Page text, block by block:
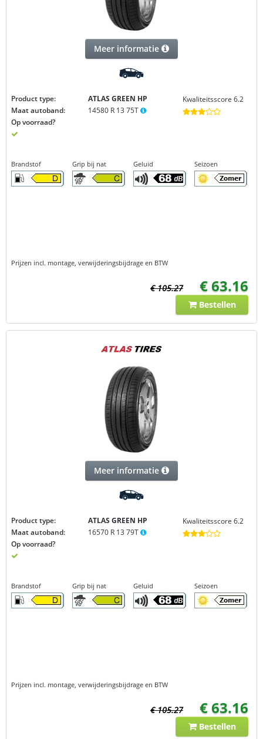
Meer informatie
Product type: ATLAS GREEN HP
Maat autoband:
14580 R 13 75T
Op voorraad?
Kwaliteitsscore 6.2
Brandstof Grip bij nat Geluid Seizoen
Prijzen incl. montage, verwijderingsbijdrage en BTW
€ 105.27 € 63.16
Bestellen
Meer informatie
Product type: ATLAS GREEN HP
Maat autoband:
16570 R 13 79T
Op voorraad?
Kwaliteitsscore 6.2
Brandstof Grip bij nat Geluid Seizoen
Prijzen incl. montage, verwijderingsbijdrage en BTW
€ 105.27 € 63.16
Bestellen